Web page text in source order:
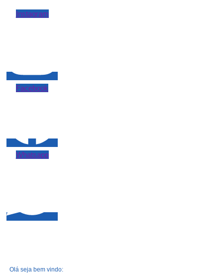
Instagram
Facebook
Whatsapp
Olá seja bem vindo: